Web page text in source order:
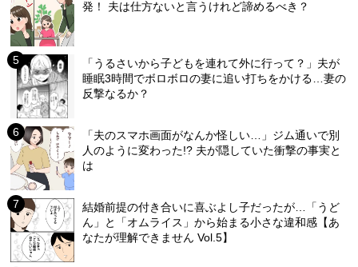
発！ 夫は仕方ないと言うけれど諦めるべき？
「うるさいから子どもを連れて外に行って？」夫が
睡眠3時間でボロボロの妻に追い打ちをかける…妻の
反撃なるか？
「夫のスマホ画面がなんか怪しい…」ジム通いで別
人のように変わった!? 夫が隠していた衝撃の事実と
は
結婚前提の付き合いに喜ぶよし子だったが…「うど
ん」と「オムライス」から始まる小さな違和感【あ
なたが理解できません Vol.5】